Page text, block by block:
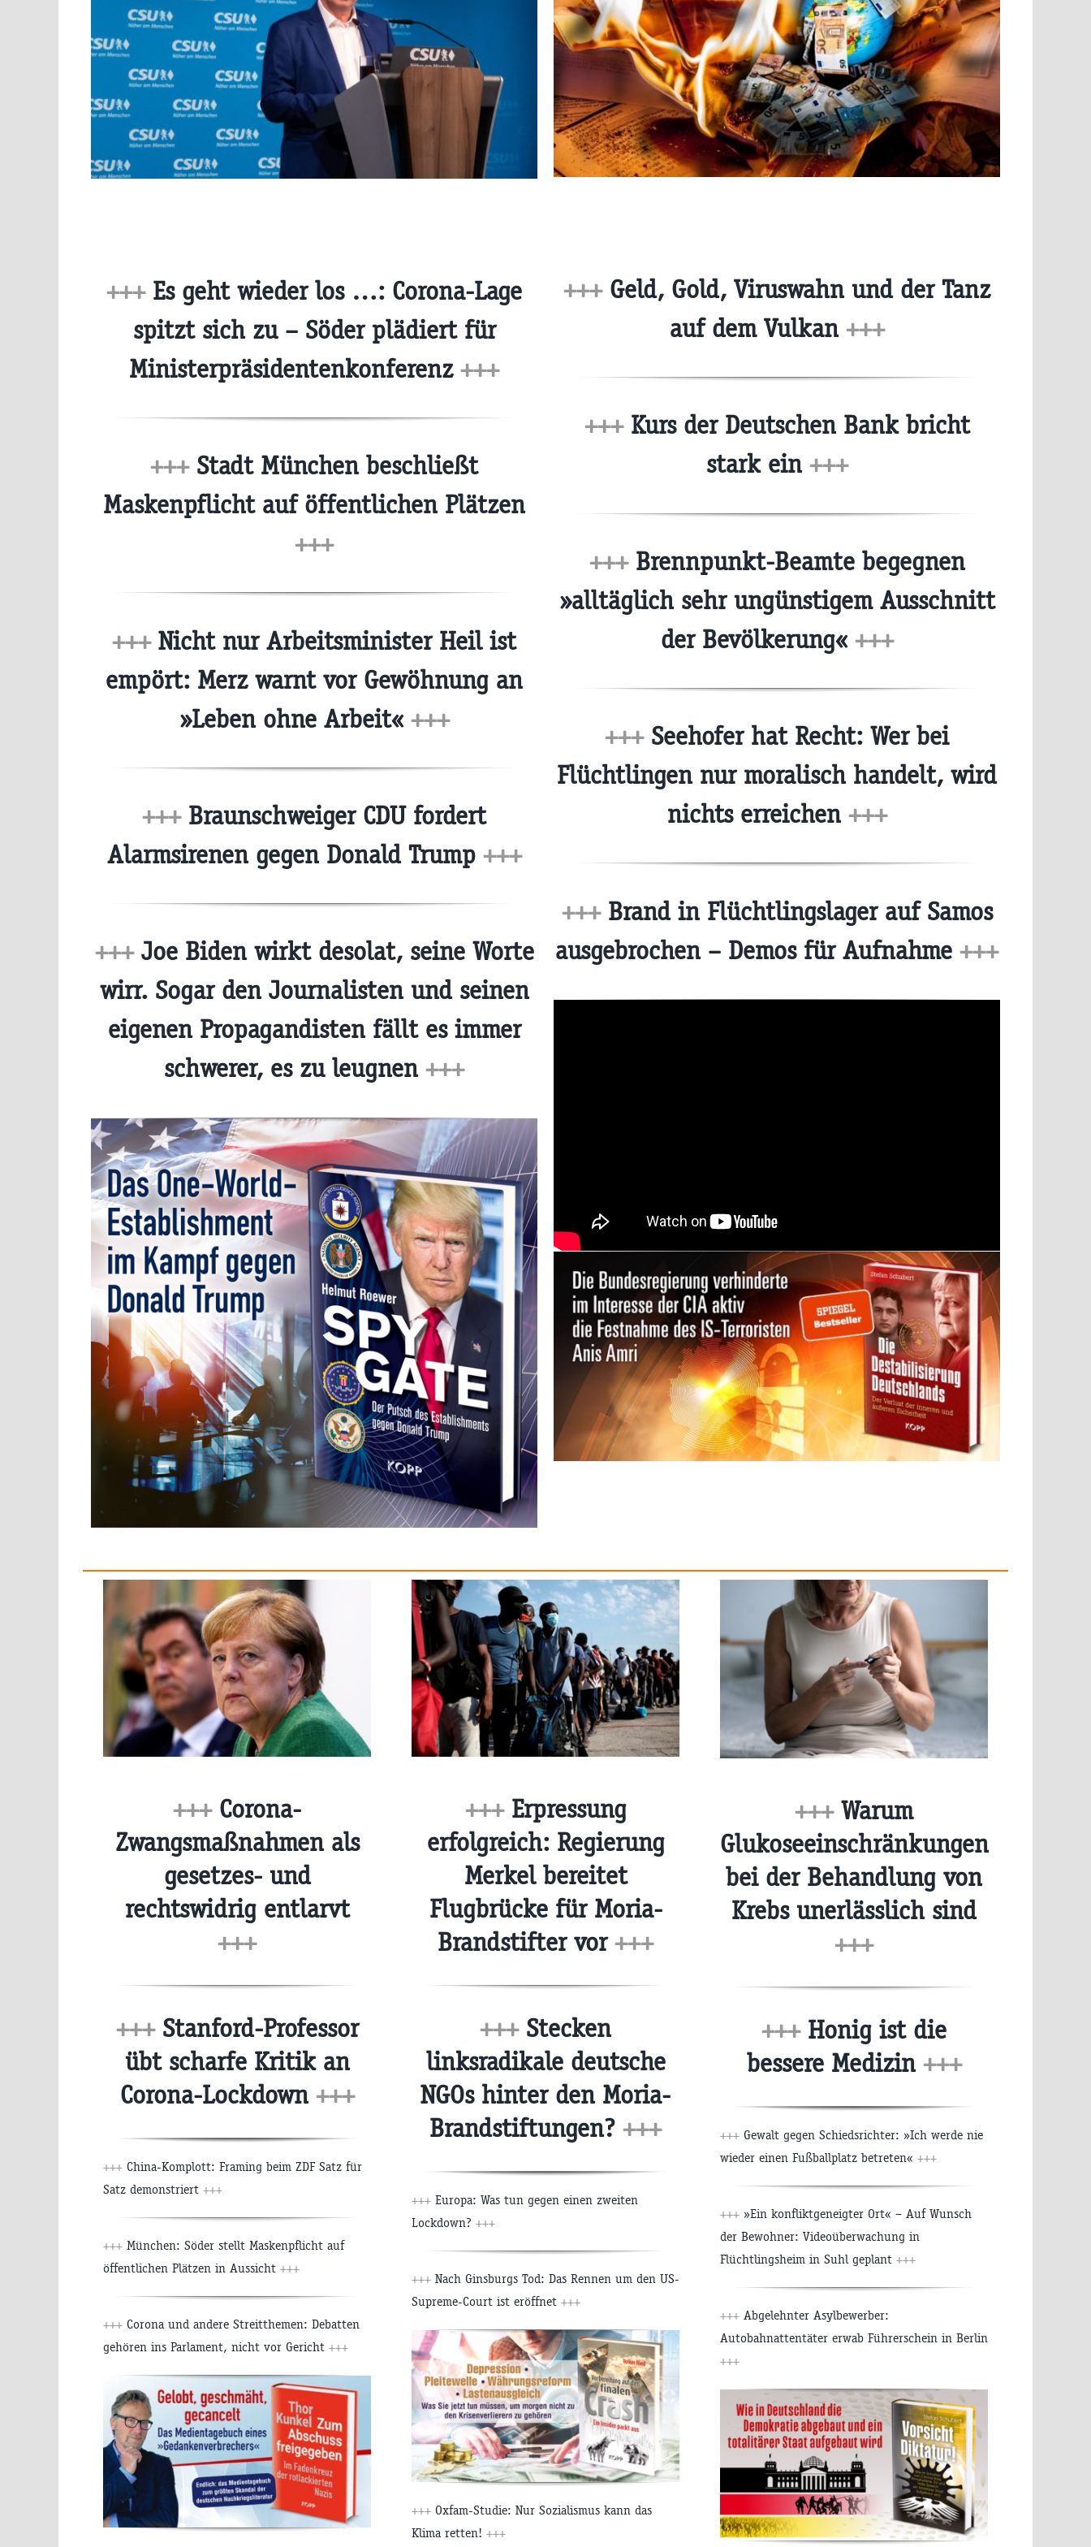
+++Es geht wieder los …: Corona-Lage
spitzt sich zu – Söder plädiert für
Ministerpräsidentenkonferenz +++
+++Stadt München beschließt
Maskenpflicht auf öffentlichen Plätzen
+++
+++Nicht nur Arbeitsminister Heil ist
empört: Merz warnt vor Gewöhnung an
»Leben ohne Arbeit« +++
+++Braunschweiger CDU fordert
Alarmsirenen gegen Donald Trump +++
+++Joe Biden wirkt desolat, seine Worte
wirr. Sogar den Journalisten und seinen
eigenen Propagandisten fällt es immer
schwerer, es zu leugnen +++
+++Geld, Gold, Viruswahn und der Tanz
auf dem Vulkan +++
+++Kurs der Deutschen Bank bricht
stark ein +++
+++Brennpunkt-Beamte begegnen
»alltäglich sehr ungünstigem Ausschnitt
der Bevölkerung« +++
+++Seehofer hat Recht: Wer bei
Flüchtlingen nur moralisch handelt, wird
nichts erreichen +++
+++Brand in Flüchtlingslager auf Samos
ausgebrochen – Demos für Aufnahme +++
+++Corona-
Zwangsmaßnahmen als
gesetzes- und
rechtswidrig entlarvt
+++
+++Stanford-Professor
übt scharfe Kritik an
Corona-Lockdown +++
+++ China-Komplott: Framing beim ZDF Satz für
Satz demonstriert +++
+++ München: Söder stellt Maskenpflicht auf
öffentlichen Plätzen in Aussicht +++
+++ Corona und andere Streitthemen: Debatten
gehören ins Parlament, nicht vor Gericht +++
+++Erpressung
erfolgreich: Regierung
Merkel bereitet
Flugbrücke für Moria-
Brandstifter vor+++
+++Stecken
linksradikale deutsche
NGOs hinter den Moria-
Brandstiftungen? +++
+++ Europa: Was tun gegen einen zweiten
Lockdown? +++
+++ Nach Ginsburgs Tod: Das Rennen um den US-
Supreme-Court ist eröffnet +++
+++ Oxfam-Studie: Nur Sozialismus kann das
Klima retten! +++
+++Warum
Glukoseeinschränkungen
bei der Behandlung von
Krebs unerlässlich sind
+++
+++Honig ist die
bessere Medizin +++
+++ Gewalt gegen Schiedsrichter: »Ich werde nie
wieder einen Fußballplatz betreten« +++
+++ »Ein konfliktgeneigter Ort« – Auf Wunsch
der Bewohner: Videoüberwachung in
Flüchtlingsheim in Suhl geplant +++
+++ Abgelehnter Asylbewerber:
Autobahnattentäter erwab Führerschein in Berlin
+++